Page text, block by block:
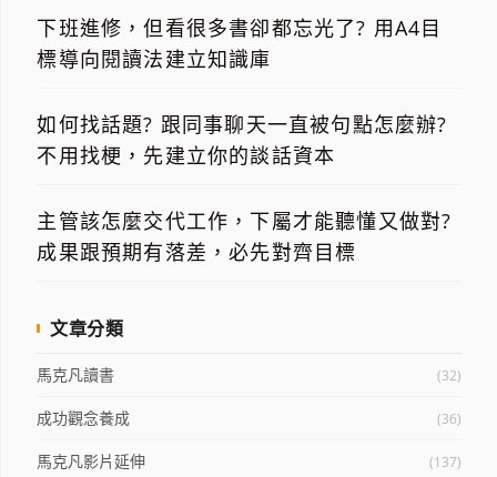
下班進修，但看很多書卻都忘光了? 用A4目
標導向閱讀法建立知識庫
如何找話題? 跟同事聊天一直被句點怎麼辦?
不用找梗，先建立你的談話資本
主管該怎麼交代工作，下屬才能聽懂又做對?
成果跟預期有落差，必先對齊目標
文章分類
馬克凡讀書 (32)
成功觀念養成 (36)
馬克凡影片延伸 (137)